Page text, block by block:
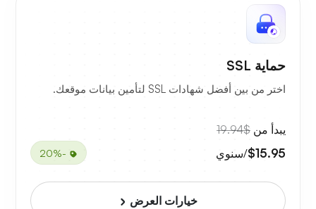
حماية SSL
اختر من بين أفضل شهادات SSL لتأمين بيانات موقعك.
يبدأ من $19.94
$15.95/سنوي -20%
خيارات العرض